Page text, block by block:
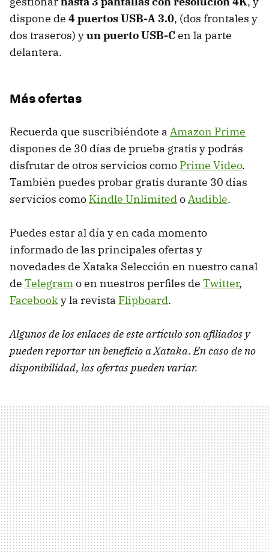
dispone de 4 puertos USB-A 3.0, (dos frontales y
dos traseros) yun puerto USB-Cen la parte
delantera.
Más ofertas
Recuerda que suscribiéndote a Amazon Prime
dispones de 30 días de prueba gratis y podrás
disfrutar de otros servicios como Prime Video.
También puedes probar gratis durante 30 días
servicios como Kindle UnlimitedoAudible.
Puedes estar al día y en cada momento
informado de las principales ofertas y
novedades de Xataka Selección en nuestro canal
de Telegramo en nuestros perfiles de Twitter,
Facebooky la revista Flipboard.
Algunos de los enlaces de este artículo son afiliados y
pueden reportar un beneficio a Xataka. En caso de no
disponibilidad, las ofertas pueden variar.